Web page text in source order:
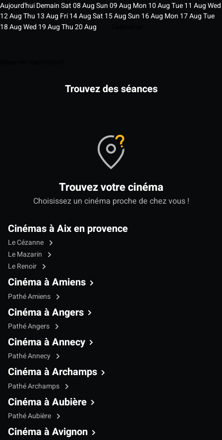
Aujourd'huiDemainSat08AugSun09Aug Mon 10AugTue11 AugWed
12AugThu 13Aug Fri14AugSat 15AugSun 16Aug Mon 17AugTue
18AugWed 19AugThu20Aug
Trouvez des séances
Trouvez votre cinéma
Choisissez un cinéma proche de chez vous !
Cinémas à Aix en provence
Le Cézanne
Le Mazarin
Le Renoir
Cinéma à Amiens
Pathé Amiens
Cinéma à Angers
Pathé Angers
Cinéma à Annecy
Pathé Annecy
Cinéma à Archamps
Pathé Archamps
Cinéma à Aubière
Pathé Aubière
Cinéma à Avignon